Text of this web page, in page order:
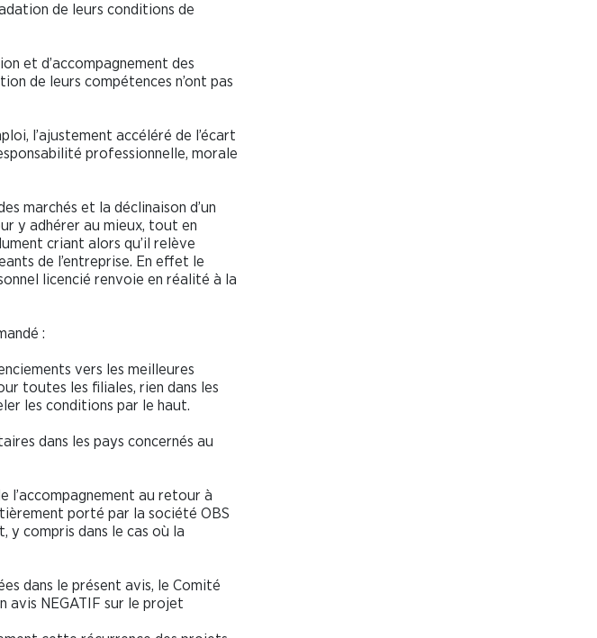
de leurs conditions de
et d’accompagnement des
de leurs compétences n’ont pas
l’ajustement accéléré de l’écart
professionnelle, morale
marchés et la déclinaison d’un
y adhérer au mieux, tout en
criant alors qu’il relève
de l’entreprise. En effet le
licencié renvoie en réalité à la
:
vers les meilleures
toutes les filiales, rien dans les
les conditions par le haut.
dans les pays concernés au
l’accompagnement au retour à
porté par la société OBS
y compris dans le cas où la
dans le présent avis, le Comité
avis NEGATIF sur le projet